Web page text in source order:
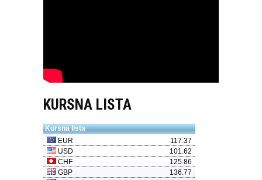
KURSNA LISTA